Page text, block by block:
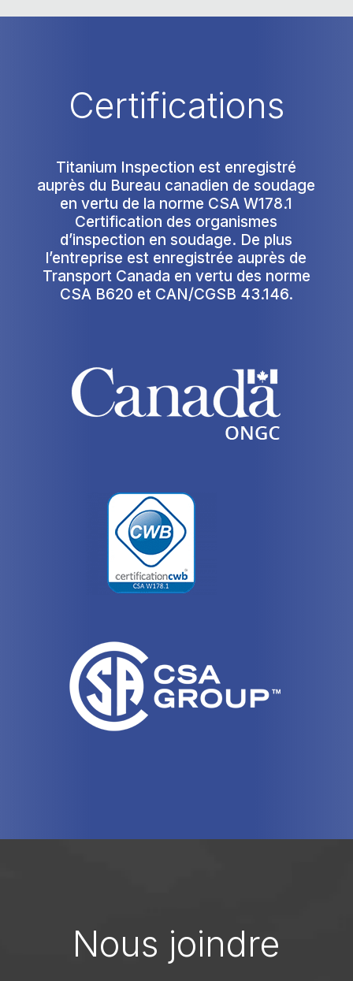
Certifications
Titanium Inspection est enregistré
auprès du Bureau canadien de soudage
en vertu de la norme CSA W178.1
Certification des organismes
d’inspection en soudage. De plus
l’entreprise est enregistrée auprès de
Transport Canada en vertu des norme
CSA B620 et CAN/CGSB 43.146.
Nous joindre